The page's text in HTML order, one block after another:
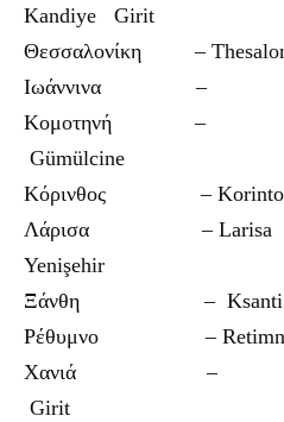
Kandiye Girit
Θεσσαλονίκη –
Ιωάννινα
Gümülcine
Κόρινθος –
Λάρισα –
Yenişehir
Ξάνθη –
Ρέθυμνο –
Χανιά –
Girit